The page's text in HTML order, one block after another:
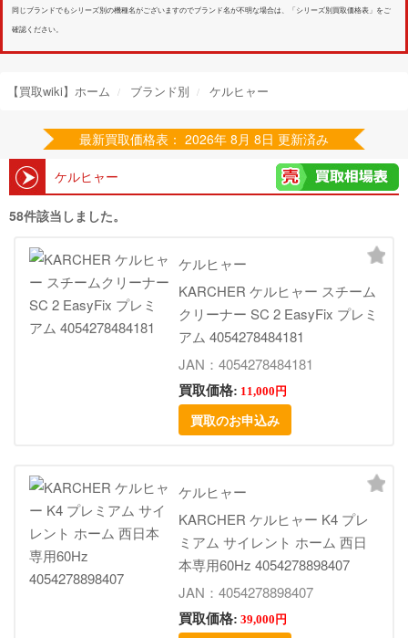
同じブランドでもシリーズ別の機種名がございますのでブランド名が不明な場合は、「シリーズ別買取価格表」をご
確認ください。
【買取wiki】ホーム ブランド別 ケルヒャー
最新買取価格表： 2026年 8月 8日 更新済み
ケルヒャー
58件該当しました。
ケルヒャー
KARCHER ケルヒャー スチーム
クリーナー SC 2 EasyFix プレミ
アム 4054278484181
JAN：4054278484181
買取価格: 11,000円
買取のお申込み
ケルヒャー
KARCHER ケルヒャー K4 プレ
ミアム サイレント ホーム 西日
本専用60Hz 4054278898407
JAN：4054278898407
買取価格: 39,000円